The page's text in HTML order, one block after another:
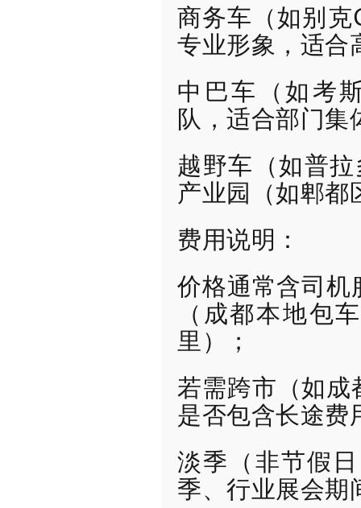
商务车（如别
专业形象，适
中巴车（如考
队，适合部门
越野车（如普
产业园（如郫
费用说明：
价格通常含司
（成都本地包
里）；
若需跨市（如
是否包含长途费
淡季（非节假
季、行业展会期